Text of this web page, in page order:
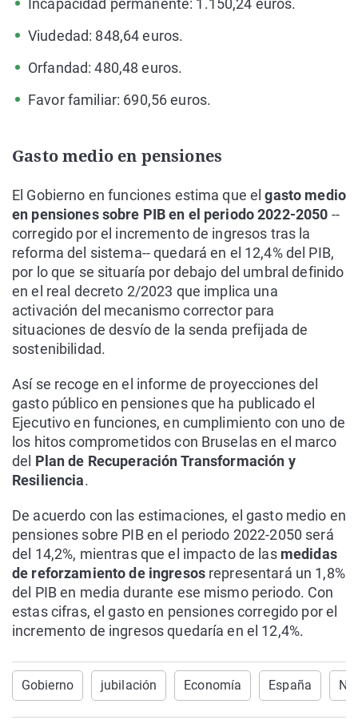
Incapacidad permanente: 1.150,24 euros.
Viudedad: 848,64 euros.
Orfandad: 480,48 euros.
Favor familiar: 690,56 euros.
Gasto medio en pensiones
El Gobierno en funciones estima que elgasto medio
en pensiones sobre PIB en el periodo 2022-2050 --
corregido por el incremento de ingresos tras la
reforma del sistema-- quedará en el 12,4% del PIB,
por lo que se situaría por debajo del umbral definido
en el real decreto 2/2023 que implica una
activación del mecanismo corrector para
situaciones de desvío de la senda prefijada de
sostenibilidad.
Así se recoge en el informe de proyecciones del
gasto público en pensiones que ha publicado el
Ejecutivo en funciones, en cumplimiento con uno de
los hitos comprometidos con Bruselas en el marco
del Plan de Recuperación Transformación y
Resiliencia.
De acuerdo con las estimaciones, el gasto medio en
pensiones sobre PIB en el periodo 2022-2050 será
del 14,2%, mientras que el impacto de las medidas
de reforzamiento de ingresosrepresentará un 1,8%
del PIB en media durante ese mismo periodo. Con
estas cifras, el gasto en pensiones corregido por el
incremento de ingresos quedaría en el 12,4%.
Gobierno jubilación Economía España